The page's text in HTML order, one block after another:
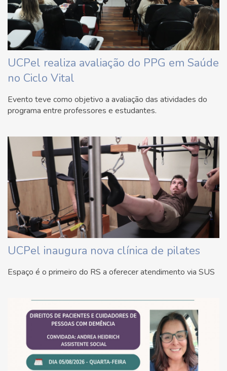
UCPel realiza avaliação do PPG em Saúde
no Ciclo Vital
Evento teve como objetivo a avaliação das atividades do
programa entre professores e estudantes.
UCPel inaugura nova clínica de pilates
Espaço é o primeiro do RS a oferecer atendimento via SUS